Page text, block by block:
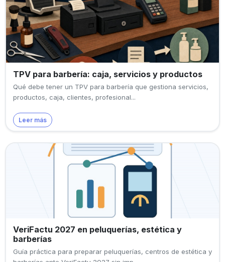
TPV para barbería: caja, servicios y productos
Qué debe tener un TPV para barbería que gestiona servicios,
productos, caja, clientes, profesional...
Leer más
VeriFactu 2027 en peluquerías, estética y
barberías
Guía práctica para preparar peluquerías, centros de estética y